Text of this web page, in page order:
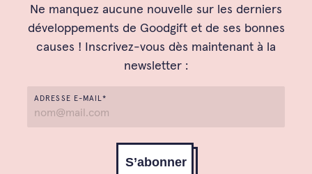
Ne manquez aucune nouvelle sur les derniers
développements de Goodgift et de ses bonnes
causes ! Inscrivez-vous dès maintenant à la
newsletter :
ADRESSE E-MAIL*
S’abonner